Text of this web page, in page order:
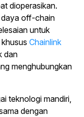
dioperasikan.
daya off-chain
untuk
Chainlink
dan
menghubungkan
teknologi mandiri,
dengan